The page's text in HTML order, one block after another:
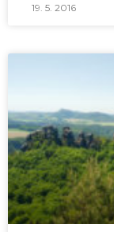
19. 5. 2016